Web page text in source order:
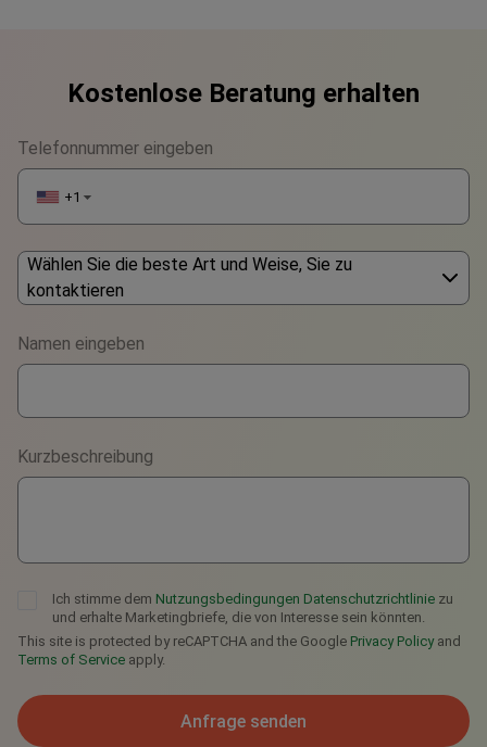
Kostenlose Beratung erhalten
Telefonnummer eingeben
+1 ▼
Wählen Sie die beste Art und Weise, Sie zu
kontaktieren
WhatsApp
Viber
Telegram
Namen eingeben
Kurzbeschreibung
Ich stimme dem Nutzungsbedingungen Datenschutzrichtlinie zu
und erhalte Marketingbriefe, die von Interesse sein könnten.
This site is protected by reCAPTCHA and the Google Privacy Policyand
Terms of Service apply.
Anfrage senden